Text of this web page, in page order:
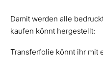
Damit werden alle
kaufen könnt hergestellt:
Transferfolie könnt ihr mit